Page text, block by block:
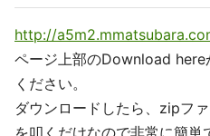
http://
ページ上部のDownload here
ください。
ダウンロードしたら、zipフ
を叩くだけなので非常に簡単